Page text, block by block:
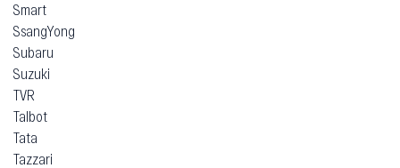
Smart
SsangYong
Subaru
Suzuki
TVR
Talbot
Tata
Tazzari